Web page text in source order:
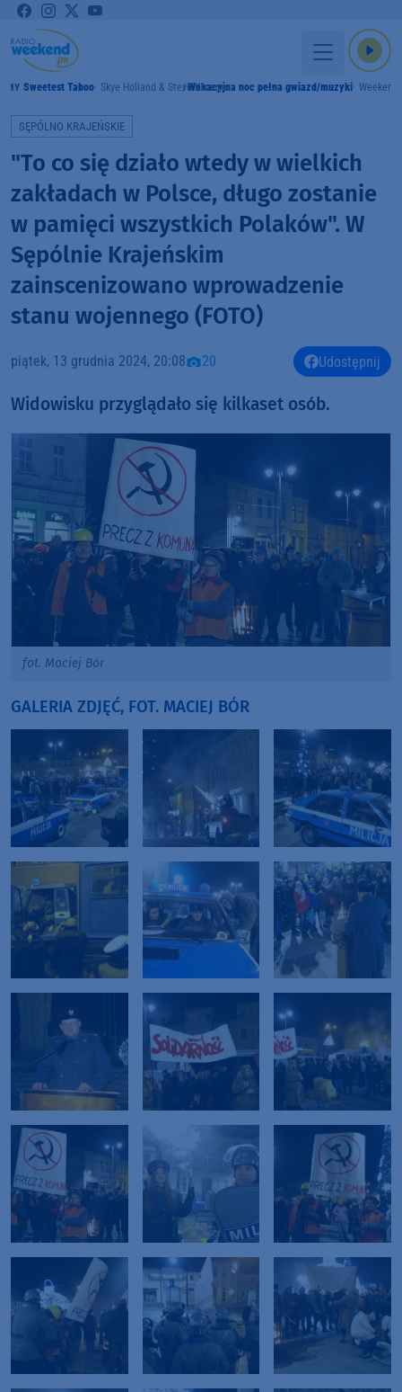
Sweetest Taboo Skye Holland & Steve KroegerWakacyjna noc pełna gwiazd/muzyki Weekend
SĘPÓLNO KRAJEŃSKIE
"To co się działo wtedy w wielkich
zakładach w Polsce, długo zostanie
w pamięci wszystkich Polaków". W
Sępólnie Krajeńskim
zainscenizowano wprowadzenie
stanu wojennego (FOTO)
piątek, 13 grudnia 2024, 20:08 20 Udostępnij
Widowisku przyglądało się kilkaset osób.
fot. Maciej Bór
GALERIA ZDJĘĆ, FOT. MACIEJ BÓR